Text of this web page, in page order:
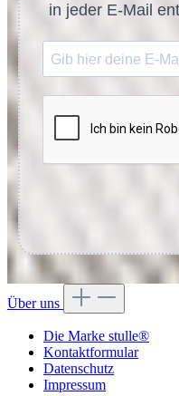
in jeder E-Mail
Über uns
Die Marke stulle®
Kontaktformular
Datenschutz
Impressum